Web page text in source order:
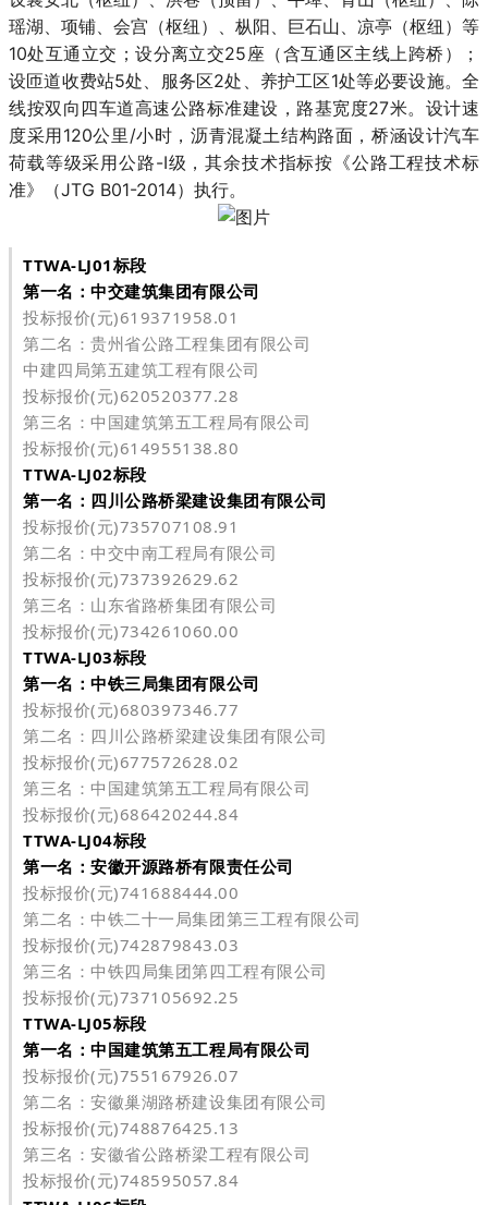
瑶湖、项铺、会宫（枢纽）、枞阳、巨石山、凉亭（枢纽）等
10处互通立交；设分离立交25座（含互通区主线上跨桥）；
设匝道收费站5处、服务区2处、养护工区1处等必要设施。全
线按双向四车道高速公路标准建设，路基宽度27米。设计速
度采用120公里/小时，沥青混凝土结构路面 ，桥涵设计汽车
荷载等级采用公路-I级，其余技术指标按《公路工程技术标
准》（JTG B01-2014）执行。
TTWA-LJ01标段
第一名：中交建筑集团有限公司
投标报价(元)619371958.01
第二名：贵州省公路工程集团有限公司
中建四局第五建筑工程有限公司
投标报价(元)620520377.28
第三名：中国建筑第五工程局有限公司
投标报价(元)614955138.80
TTWA-LJ02标段
第一名：四川公路桥梁建设集团有限公司
投标报价(元)735707108.91
第二名：中交中南工程局有限公司
投标报价(元)737392629.62
第三名：山东省路桥集团有限公司
投标报价(元)734261060.00
TTWA-LJ03标段
第一名：中铁三局集团有限公司
投标报价(元)680397346.77
第二名：四川公路桥梁建设集团有限公司
投标报价(元)677572628.02
第三名：中国建筑第五工程局有限公司
投标报价(元)686420244.84
TTWA-LJ04标段
第一名：安徽开源路桥有限责任公司
投标报价(元)741688444.00
第二名：中铁二十一局集团第三工程有限公司
投标报价(元)742879843.03
第三名：中铁四局集团第四工程有限公司
投标报价(元)737105692.25
TTWA-LJ05标段
第一名：中国建筑第五工程局有限公司
投标报价(元)755167926.07
第二名：安徽巢湖路桥建设集团有限公司
投标报价(元)748876425.13
第三名：安徽省公路桥梁工程有限公司
投标报价(元)748595057.84